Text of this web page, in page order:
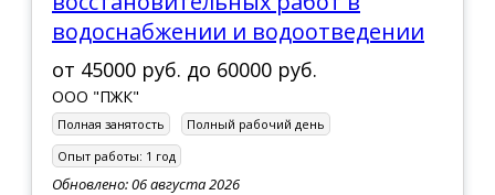
водоснабжении и водоотведении
от 45000 руб. до 60000 руб.
ООО "ПЖК"
Полная занятость
Полный рабочий день
Опыт работы: 1 год
Обновлено: 06 августа 2026